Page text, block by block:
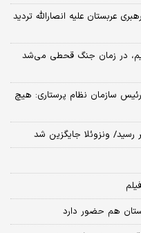
عربستان علیه انصارالله تردید
در زمان جنگ قحطی می‌شد
سازمان نظام پرستاری: هیچ
رسید/ ونزوئلا جایگزین شد
هم حضور دارد